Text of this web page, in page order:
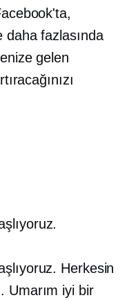
fazlasında
gelen
Herkesin
Umarım iyi bir